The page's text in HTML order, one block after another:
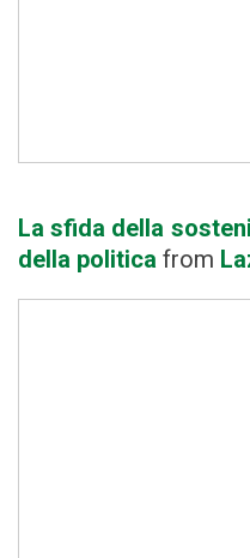
La sfida della
della politica from